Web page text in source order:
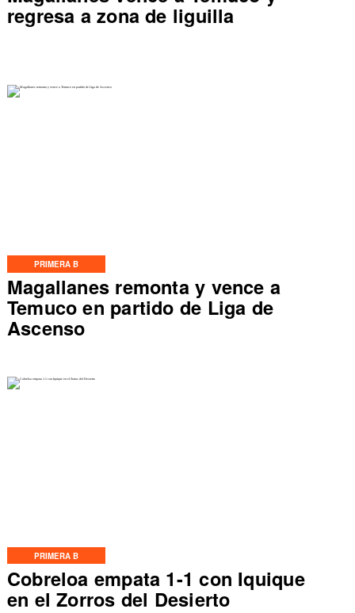
regresa a zona de liguilla
PRIMERA B
Magallanes remonta y vence a
Temuco en partido de Liga de
Ascenso
PRIMERA B
Cobreloa empata 1-1 con Iquique
en el Zorros del Desierto